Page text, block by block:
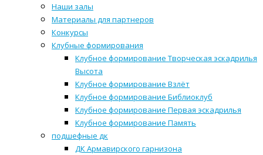
Наши залы
Материалы для партнеров
Конкурсы
Клубные формирования
Клубное формирование Творческая эскадрилья
Высота
Клубное формирование Взлёт
Клубное формирование Библиоклуб
Клубное формирование Первая эскадрилья
Клубное формирование Память
подшефные дк
ДК Армавирского гарнизона